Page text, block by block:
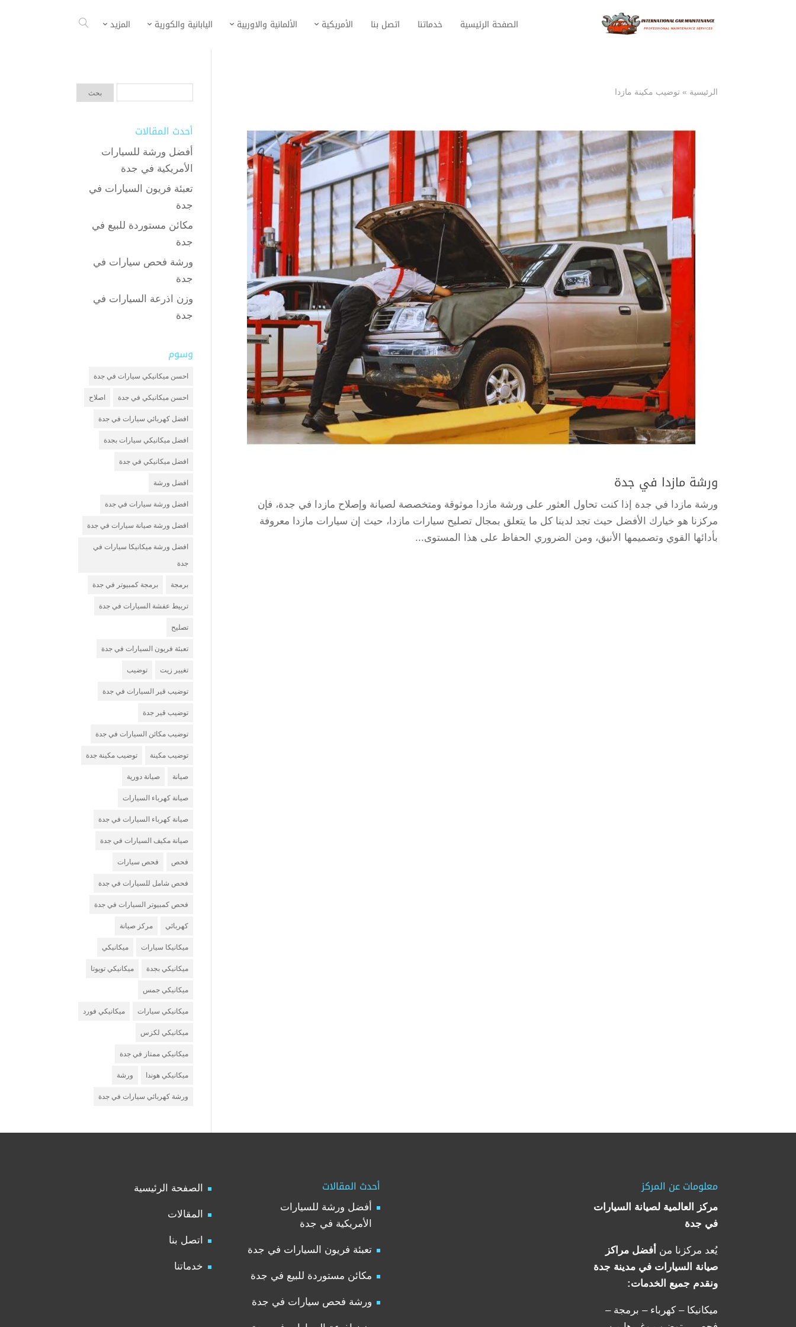
الصفحة الرئيسية خدماتنا اتصل بنا الأمريكية الألمانية والاوربية اليابانية والكورية المزيد
الرئيسية » توضيب مكينة مازدا
ورشة مازدا في جدة
ورشة مازدا في جدة إذا كنت تحاول العثور على ورشة مازدا موثوقة ومتخصصة لصيانة وإصلاح مازدا في جدة، فإن
مركزنا هو خيارك الأفضل حيث تجد لدينا كل ما يتعلق بمجال تصليح سيارات مازدا، حيث إن سيارات مازدا معروفة
بأدائها القوي وتصميمها الأنيق، ومن الضروري الحفاظ على هذا المستوى...
أحدث المقالات
أفضل ورشة للسيارات
الأمريكية في جدة
تعبئة فريون السيارات في
جدة
مكائن مستوردة للبيع في
جدة
ورشة فحص سيارات في
جدة
وزن اذرعة السيارات في
جدة
وسوم
احسن ميكانيكي سيارات في جدة
احسن ميكانيكي في جدة اصلاح
افضل كهربائي سيارات في جدة
افضل ميكانيكي سيارات بجدة
افضل ميكانيكي في جدة
افضل ورشة
افضل ورشة سيارات في جدة
افضل ورشة صيانة سيارات في جدة
افضل ورشة ميكانيكا سيارات في
جدة
برمجة برمجة كمبيوتر في جدة
تربيط عفشة السيارات في جدة
تصليح
تعبئة فريون السيارات في جدة
تغيير زيت توضيب
توضيب قير السيارات في جدة
توضيب قير جدة
توضيب مكائن السيارات في جدة
توضيب مكينة توضيب مكينة جدة
صيانة صيانة دورية
صيانة كهرباء السيارات
صيانة كهرباء السيارات في جدة
صيانة مكيف السيارات في جدة
فحص فحص سيارات
فحص شامل للسيارات في جدة
فحص كمبيوتر السيارات في جدة
كهربائي مركز صيانة
ميكانيكا سيارات ميكانيكي
ميكانيكي بجدة ميكانيكي تويوتا
ميكانيكي جمس
ميكانيكي سيارات ميكانيكي فورد
ميكانيكي لكزس
ميكانيكي ممتاز في جدة
ميكانيكي هوندا ورشة
ورشة كهربائي سيارات في جدة
معلومات عن المركز
مركز العالمية لصيانة السيارات
في جدة
يُعد مركزنا من أفضل مراكز
صيانة السيارات في مدينة جدة
ونقدم جميع الخدمات:
ميكانيكا – كهرباء – برمجة –
أحدث المقالات
أفضل ورشة للسيارات
الأمريكية في جدة
تعبئة فريون السيارات في جدة
مكائن مستوردة للبيع في جدة
ورشة فحص سيارات في جدة
الصفحة الرئيسية
المقالات
اتصل بنا
خدماتنا